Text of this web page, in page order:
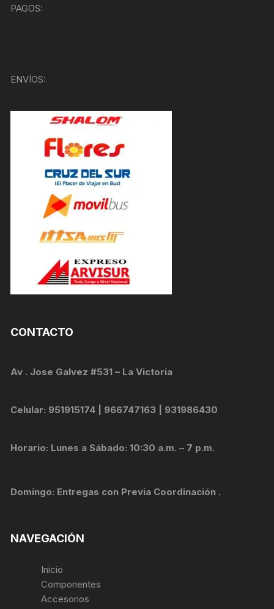
PAGOS:
ENVÍOS:
CONTACTO
Av . Jose Galvez #531 – La Victoria
Celular: 951915174 | 966747163 | 931986430
Horario: Lunes a Sábado: 10:30 a.m. – 7 p.m.
Domingo: Entregas con Previa Coordinación .
NAVEGACIÓN
Inicio
Componentes
Accesorios